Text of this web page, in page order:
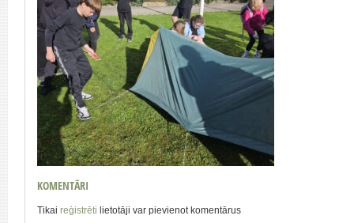
KOMENTĀRI
Tikai reģistrēti lietotāji var pievienot komentārus